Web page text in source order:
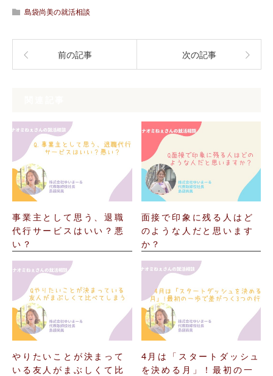
島袋尚美の就活相談
前の記事 次の記事
事業主として思う、退職
代行サービスはいい？悪
い？
面接で印象に残る人はど
のような人だと思います
か？
やりたいことが決まって
いる友人がまぶしくて比
4月は「スタートダッシュ
を決める月」！最初の一